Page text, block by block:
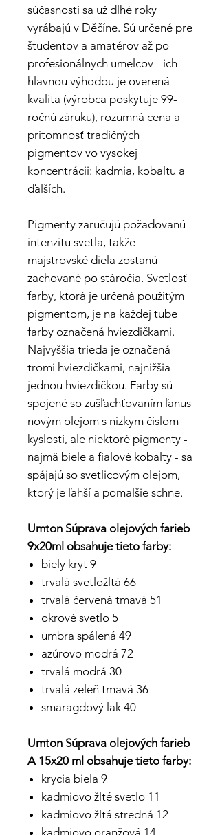
súčasnosti sa už dlhé roky
vyrábajú v Děčíne. Sú určené pre
študentov a amatérov až po
profesionálnych umelcov - ich
hlavnou výhodou je overená
kvalita (výrobca poskytuje 99-
ročnú záruku), rozumná cena a
prítomnosť tradičných
pigmentov vo vysokej
koncentrácii: kadmia, kobaltu a
ďalších.
Pigmenty zaručujú požadovanú
intenzitu svetla, takže
majstrovské diela zostanú
zachované po stáročia. Svetlosť
farby, ktorá je určená použitým
pigmentom, je na každej tube
farby označená hviezdičkami.
Najvyššia trieda je označená
tromi hviezdičkami, najnižšia
jednou hviezdičkou. Farby sú
spojené so zušľachťovaním ľanus
novým olejom s nízkym číslom
kyslosti, ale niektoré pigmenty -
najmä biele a fialové kobalty - sa
spájajú so svetlicovým olejom,
ktorý je ľahší a pomalšie schne.
Umton Súprava olejových farieb
9x20ml obsahuje tieto farby:
biely kryt 9
trvalá svetložltá 66
trvalá červená tmavá 51
okrové svetlo 5
umbra spálená 49
azúrovo modrá 72
trvalá modrá 30
trvalá zeleň tmavá 36
smaragdový lak 40
Umton Súprava olejových farieb
A 15x20 ml obsahuje tieto farby:
krycia biela 9
kadmiovo žlté svetlo 11
kadmiovo žltá stredná 12